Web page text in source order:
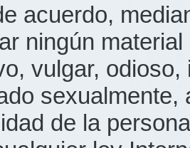
acuerdo,
ningún
vulgar,
sexualmente,
de la